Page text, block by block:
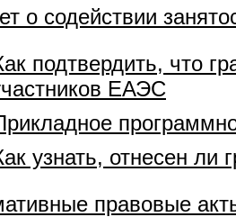
о содействии
подтвердить, что
ЕАЭС
узнать, отнесен ли
правовые